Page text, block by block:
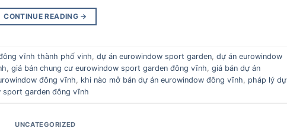
CONTINUE READING →
vĩnh thành phố vinh, dự án eurowindow sport garden, dự án eurowindow
, giá bán chung cư eurowindow sport garden đông vĩnh, giá bán dự án
đông vĩnh, khi nào mở bán dự án eurowindow đông vĩnh, pháp lý dự
sport garden đông vĩnh
UNCATEGORIZED